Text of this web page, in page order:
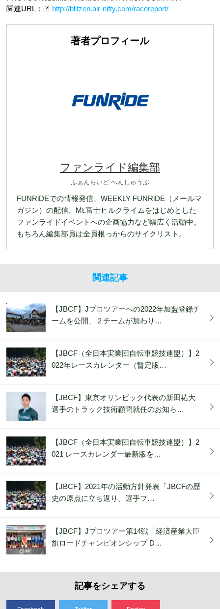
関連URL：
http://blitzen.air-nifty.com/racereport/
著者プロフィール
ファンライド編集部
ふぁんらいど へんしゅうぶ
FUNRiDEでの情報発信、WEEKLY FUNRiDE（メールマ
ガジン）の配信、Mt.富士ヒルクライムをはじめとした
ファンライドイベントへの企画協力など幅広く活動中。
もちろん編集部員は全員根っからのサイクリスト。
関連記事
【JBCF】Jプロツアーへの2022年加盟登録チ
ームを公開、２チームが加わり…
【JBCF（全日本実業団自転車競技連盟）】2
022年レースカレンダー（暫定版…
【JBCF】東京オリンピック代表の新田祐大
選手のトラック技術顧問就任のお知ら…
【JBCF（全日本実業団自転車競技連盟）】2
021 レースカレンダー最新版を…
【JBCF】2021年の活動方針発表「JBCFの歴
史の原点に立ち返り、選手フ…
【JBCF】Jプロツアー第14戦「経済産業大臣
旗ロードチャンピオンシップ D…
記事をシェアする